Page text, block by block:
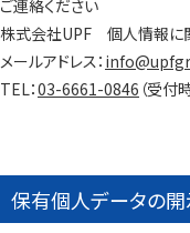
ご連絡ください
株式会社UPF 個人情報に
メールアドレス：
TEL：03-6661-0846 （受付
保有個人データの